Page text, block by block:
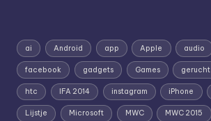
ai Android app Apple audio
facebook gadgets Games gerucht
htc IFA 2014 instagram iPhone
Lijstje Microsoft MWC MWC 2015